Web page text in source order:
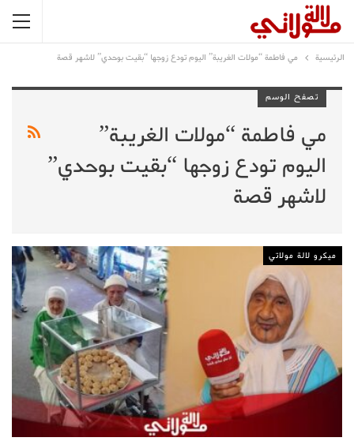
الرئيسية مي فاطمة “مولات الغريبة” اليوم تودع زوجها “بقيت بوحدي” لاشهر قصة
تصفح الوسم
مي فاطمة “مولات الغريبة”
اليوم تودع زوجها “بقيت بوحدي”
لاشهر قصة
ميكرو لالة مولاتي